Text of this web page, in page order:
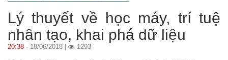
Lý thuyết về học máy, trí tuệ
nhân tạo, khai phá dữ liệu
20:38 - 18/06/2018 | 1293